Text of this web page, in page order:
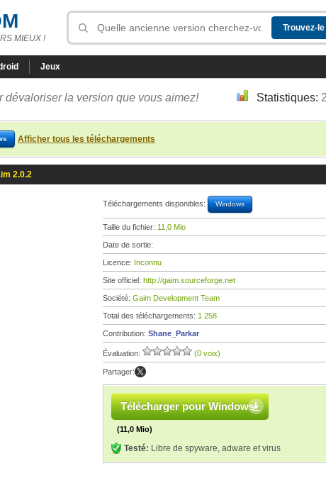
MIEUX !
Jeux
dévaloriser la version que vous aimez! Statistiques:
Afficher tous les téléchargements
2.0.2
Téléchargements disponibles: Windows
Taille du fichier: 11,0 Mio
Date de sortie:
Licence: Inconnu
Site officiel: http://gaim.sourceforge.net
Société: Gaim Development Team
Total des téléchargements: 1 258
Contribution: Shane_Parkar
Évaluation: (0 voix)
Partager:
Télécharger pour Windows
(11,0 Mio)
Testé: Libre de spyware, adware et virus